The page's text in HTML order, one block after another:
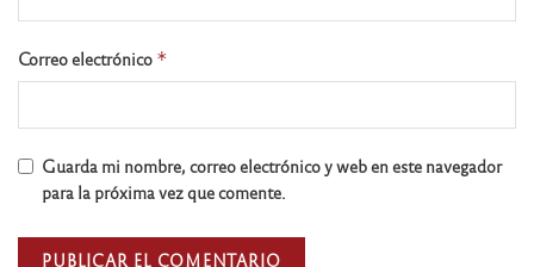
Correo electrónico *
Guarda mi nombre, correo electrónico y web en este navegador
para la próxima vez que comente.